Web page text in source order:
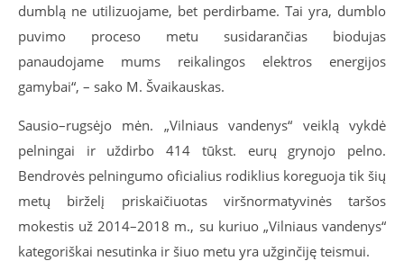
dumblą ne utilizuojame, bet perdirbame. Tai yra, dumblo
puvimo proceso metu susidarančias biodujas
panaudojame mums reikalingos elektros energijos
gamybai“, – sako M. Švaikauskas.
Sausio–rugsėjo mėn. „Vilniaus vandenys“ veiklą vykdė
pelningai ir uždirbo 414 tūkst. eurų grynojo pelno.
Bendrovės pelningumo oficialius rodiklius koreguoja tik šių
metų birželį priskaičiuotas viršnormatyvinės taršos
mokestis už 2014–2018 m., su kuriuo „Vilniaus vandenys“
kategoriškai nesutinka ir šiuo metu yra užginčiję teismui.